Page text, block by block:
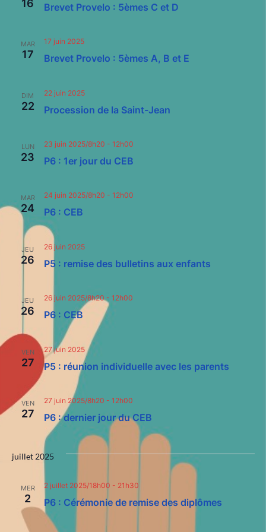
16 Brevet Provelo : 5èmes C et D
MAR
17 Brevet Provelo : 5èmes A, B et E
17 juin 2025
DIM
22 Procession de la Saint-Jean
22 juin 2025
LUN
23 P6 : 1er jour du CEB
23 juin 2025/8h20 - 12h00
MAR
24 P6 : CEB
24 juin 2025/8h20 - 12h00
JEU
26 P5 : remise des bulletins aux enfants
26 juin 2025
JEU
26 P6 : CEB
26 juin 2025/8h20- 12h00
VEN
27 P5 : réunion individuelle avec les parents
27 juin 2025
VEN
27 P6 : dernier jour du CEB
27 juin 2025/8h20 - 12h00
juillet 2025
MER
2 P6 : Cérémonie de remise des diplômes
2 juillet 2025/18h00 - 21h30